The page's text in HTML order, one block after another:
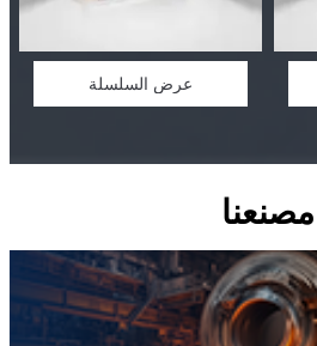
عرض السلسلة
مصنعنا